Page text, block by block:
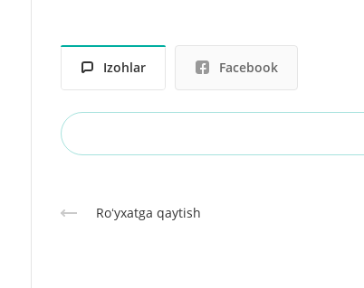
Izohlar Facebook
Roʻyxatga qaytish